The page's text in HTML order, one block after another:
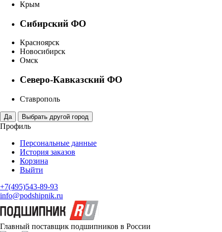
Крым
Сибирский ФО
Красноярск
Новосибирск
Омск
Северо-Кавказский ФО
Ставрополь
Профиль
Персональные данные
История заказов
Корзина
Выйти
+7(495)543-89-93
info@podshipnik.ru
Главный поставщик подшипников в России